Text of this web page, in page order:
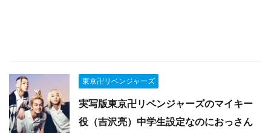
東京卍リベンジャーズ
実写版東京卍リベンジャーズのマイキー
役（吉沢亮）中学生設定なのにおっさん